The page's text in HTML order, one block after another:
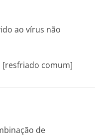
ao vírus não
[resfriado comum]
de